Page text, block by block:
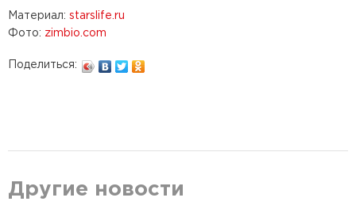
Материал: starslife.ru
Фото: zimbio.com
Поделиться:
Другие новости